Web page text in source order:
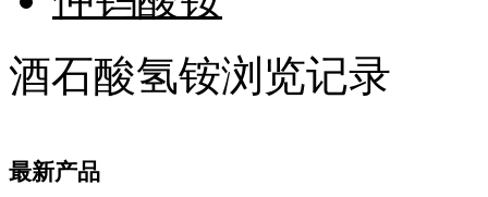
芴
烯
溴
酒石酸氢铵浏览记录
最新产品